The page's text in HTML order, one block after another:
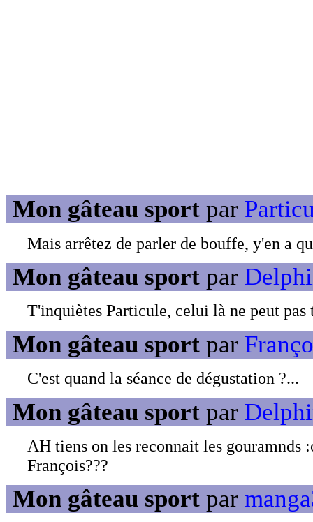
Mon gâteau sport par
Mais arrêtez de parler de bouffe, y'en a
Mon gâteau sport par
T'inquiètes Particule, celui là ne peut
Mon gâteau sport par
C'est quand la séance de dégustation ?...
Mon gâteau sport par
AH tiens on les reconnait les gouramnds
François???
Mon gâteau sport par